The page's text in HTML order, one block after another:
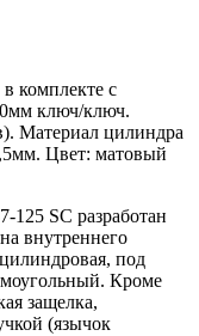
комплекте с
ключ/ключ.
Материал цилиндра
Цвет: матовый
SC разработан
внутреннего
под
Кроме
защелка,
(язычок